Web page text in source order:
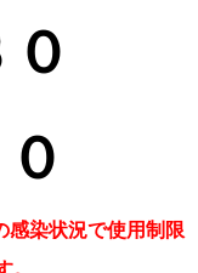
０
０
感染状況で使用制限